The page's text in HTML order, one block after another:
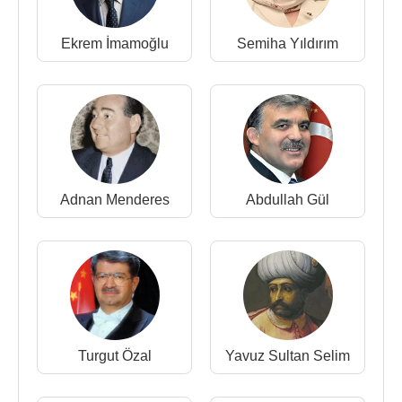
Bakanı olarak görevlendirildi.
BAKANLIĞI DÖNEMİNDE GERÇEKLEŞTİRİLEN
2003 – 2013 yılları arasında 17.500 km bölünmüş
yol inşaatı
2002 yılında 26 adet olan aktif havalimanı sayısının
55’e çıkarılması
Ankara – Eskişehir, Ankara – Konya, Ankara –
İstanbul Yüksek Hızlı Tren projeleri
Marmaray projesi ile İstanbul’un Asya ve Avrupa
yakalarının denizaltından demiryolu ile birbirine
bağlanması,
İstanbul’un iki yakasını denizin altından birbine
bağlayacak olan Avrasya Tüneli
Ekrem İmamoğlu Semiha Yıldırım
Adnan Menderes Abdullah Gül
Turgut Özal Yavuz Sultan Selim